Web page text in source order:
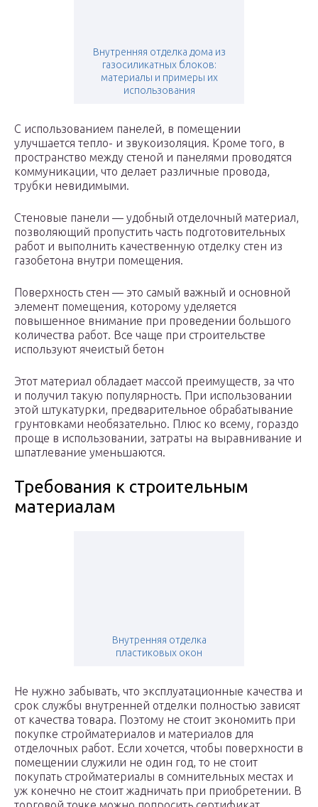
Внутренняя отделка дома из
газосиликатных блоков:
материалы и примеры их
использования
С использованием панелей, в помещении
улучшается тепло- и звукоизоляция. Кроме того, в
пространство между стеной и панелями проводятся
коммуникации, что делает различные провода,
трубки невидимыми.
Стеновые панели — удобный отделочный материал,
позволяющий пропустить часть подготовительных
работ и выполнить качественную отделку стен из
газобетона внутри помещения.
Поверхность стен — это самый важный и основной
элемент помещения, которому уделяется
повышенное внимание при проведении большого
количества работ. Все чаще при строительстве
используют ячеистый бетон
Этот материал обладает массой преимуществ, за что
и получил такую популярность. При использовании
этой штукатурки, предварительное обрабатывание
грунтовками необязательно. Плюс ко всему, гораздо
проще в использовании, затраты на выравнивание и
шпатлевание уменьшаются.
Требования к строительным
материалам
Внутренняя отделка
пластиковых окон
Не нужно забывать, что эксплуатационные качества и
срок службы внутренней отделки полностью зависят
от качества товара. Поэтому не стоит экономить при
покупке стройматериалов и материалов для
отделочных работ. Если хочется, чтобы поверхности в
помещении служили не один год, то не стоит
покупать стройматериалы в сомнительных местах и
уж конечно не стоит жадничать при приобретении. В